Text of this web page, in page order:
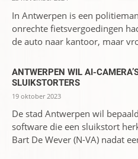
In Antwerpen is een
onrechte fietsvergoedingen
de auto naar kantoor, maar
ANTWERPEN WIL AI-
SLUIKSTORTERS
19 oktober 2023
De stad Antwerpen wil
software die een sluikstort
Bart De Wever (N-VA) nadat